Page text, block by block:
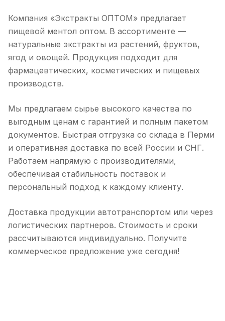
Компания «Экстракты ОПТОМ» предлагает
пищевой ментол оптом. В ассортименте —
натуральные экстракты из растений, фруктов,
ягод и овощей. Продукция подходит для
фармацевтических, косметических и пищевых
производств.
Мы предлагаем сырье высокого качества по
выгодным ценам с гарантией и полным пакетом
документов. Быстрая отгрузка со склада в Перми
и оперативная доставка по всей России и СНГ.
Работаем напрямую с производителями,
обеспечивая стабильность поставок и
персональный подход к каждому клиенту.
Доставка продукции автотранспортом или через
логистических партнеров. Стоимость и сроки
рассчитываются индивидуально. Получите
коммерческое предложение уже сегодня!